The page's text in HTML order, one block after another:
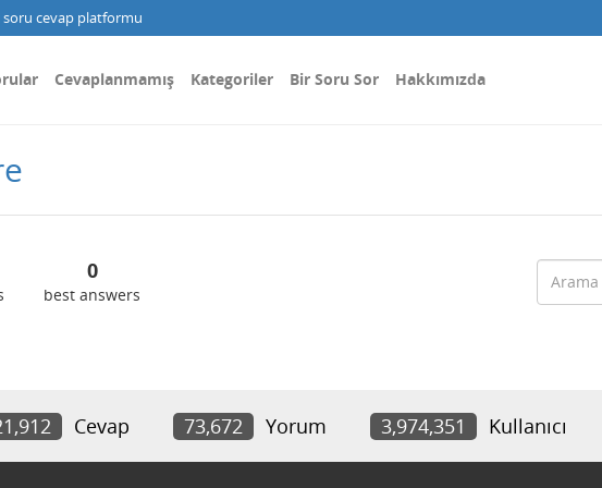
cevap platformu
Cevaplanmamış Kategoriler Bir Soru Sor Hakkımızda
0
best answers
Cevap 73,672 Yorum 3,974,351 Kullanıcı